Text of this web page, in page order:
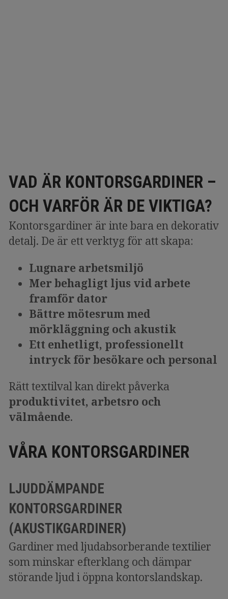
VAD ÄR KONTORSGARDINER –
OCH VARFÖR ÄR DE VIKTIGA?
Kontorsgardiner är inte bara en dekorativ
detalj. De är ett verktyg för att skapa:
Lugnare arbetsmiljö
Mer behagligt ljus vid arbete
framför dator
Bättre mötesrum med
mörkläggning och akustik
Ett enhetligt, professionellt
intryck för besökare och personal
Rätt textilval kan direkt påverka
produktivitet, arbetsro och
välmående.
VÅRA KONTORSGARDINER
LJUDDÄMPANDE
KONTORSGARDINER
(AKUSTIKGARDINER)
Gardiner med ljudabsorberande textilier
som minskar efterklang och dämpar
störande ljud i öppna kontorslandskap.